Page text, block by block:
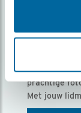
Ontvang
Vogels is
prachtige
Met jouw